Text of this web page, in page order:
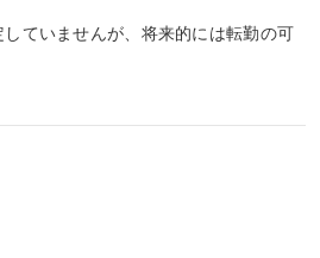
ていませんが、将来的には転勤の可